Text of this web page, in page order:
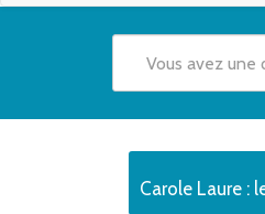
Carole Laure :